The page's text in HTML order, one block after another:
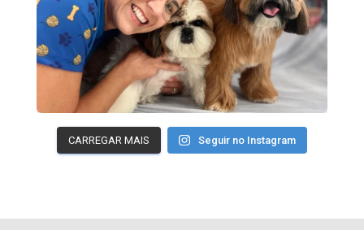
CARREGAR MAIS Seguir no Instagram